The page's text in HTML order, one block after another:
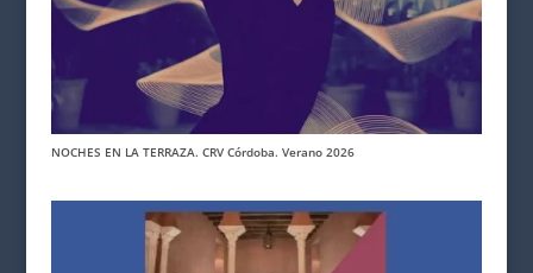
NOCHES EN LA TERRAZA. CRV Córdoba. Verano 2026